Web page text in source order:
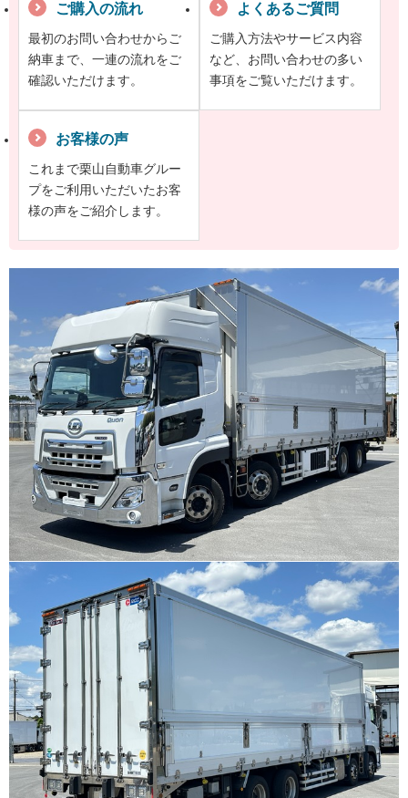
ご購入の流れ
最初のお問い合わせからご
納車まで、一連の流れをご
確認いただけます。
よくあるご質問
ご購入方法やサービス内容
など、お問い合わせの多い
事項をご覧いただけます。
お客様の声
これまで栗山自動車グルー
プをご利用いただいたお客
様の声をご紹介します。